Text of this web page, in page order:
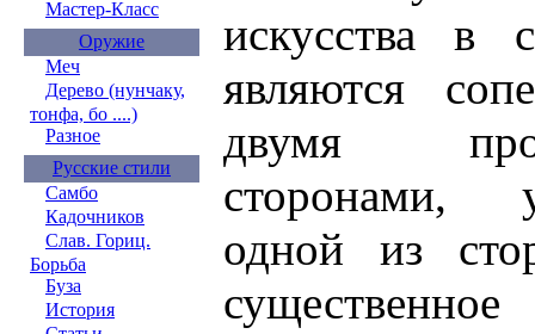
Мастер-Класс
Оружие
Меч
Дерево (нунчаку,
тонфа, бо ....)
Разное
Русские стили
Самбо
Кадочников
Слав. Гориц.
Борьба
Буза
История
искусства в
являются
двумя
сторонами,
одной из